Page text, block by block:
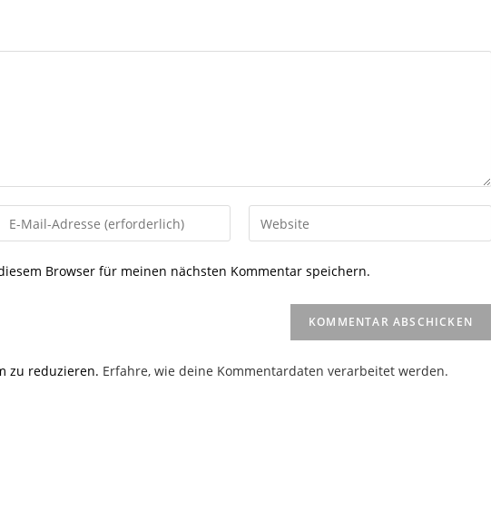
Gib
Gib
deine
Browser für meinen nächsten Kommentar speichern.
zu reduzieren. Erfahre, wie deine Kommentardaten verarbeitet werden.